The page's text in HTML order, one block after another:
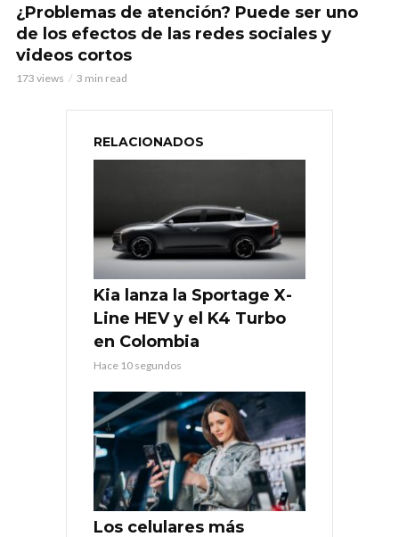
¿Problemas de atención? Puede ser uno
de los efectos de las redes sociales y
videos cortos
173 views 3 min read
RELACIONADOS
Kia lanza la Sportage X-
Line HEV y el K4 Turbo
en Colombia
Hace 10 segundos
Los celulares más